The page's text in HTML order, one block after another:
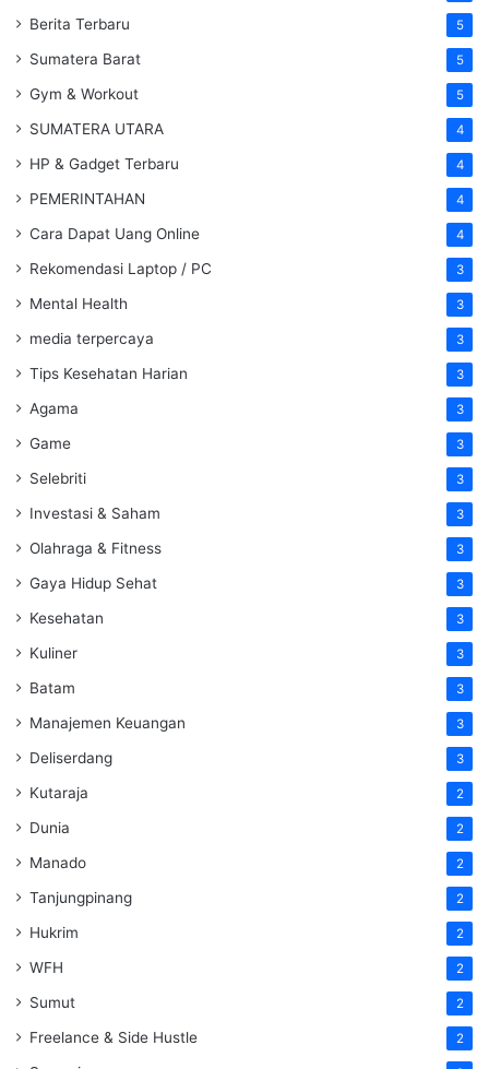
Berita Terbaru 5
Sumatera Barat 5
Gym & Workout 5
SUMATERA UTARA 4
HP & Gadget Terbaru 4
PEMERINTAHAN 4
Cara Dapat Uang Online 4
Rekomendasi Laptop / PC 3
Mental Health 3
media terpercaya 3
Tips Kesehatan Harian 3
Agama 3
Game 3
Selebriti 3
Investasi & Saham 3
Olahraga & Fitness 3
Gaya Hidup Sehat 3
Kesehatan 3
Kuliner 3
Batam 3
Manajemen Keuangan 3
Deliserdang 3
Kutaraja 2
Dunia 2
Manado 2
Tanjungpinang 2
Hukrim 2
WFH 2
Sumut 2
Freelance & Side Hustle 2